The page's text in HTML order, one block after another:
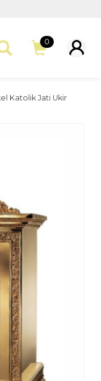
0
Katolik Jati Ukir